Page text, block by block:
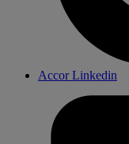
Accor Linkedin